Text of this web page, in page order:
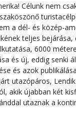
Célunk nem
a dél- és közép-
teljes bejárása,
6000
és új, eddig senki
és azok
utazópáros, Lendik
akik újabban két
utaznak a